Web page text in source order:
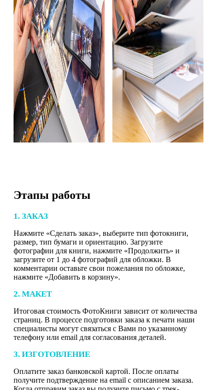
Этапы работы
1. ЗАКАЗ
Нажмите «Сделать заказ», выберите тип фотокниги,
размер, тип бумаги и ориентацию. Загрузите
фотографии для книги, нажмите «Продолжить» и
загрузите от 1 до 4 фотографий для обложки. В
комментарии оставьте свои пожелания по обложке,
нажмите «Добавить в корзину».
2. МАКЕТ
Итоговая стоимость ФотоКниги зависит от количества
страниц. В процессе подготовки заказа к печати наши
специалисты могут связаться с Вами по указанному
телефону или email для согласования деталей.
3. ИЗГОТОВЛЕНИЕ
Оплатите заказ банковской картой. После оплаты
получите подтверждение на email с описанием заказа.